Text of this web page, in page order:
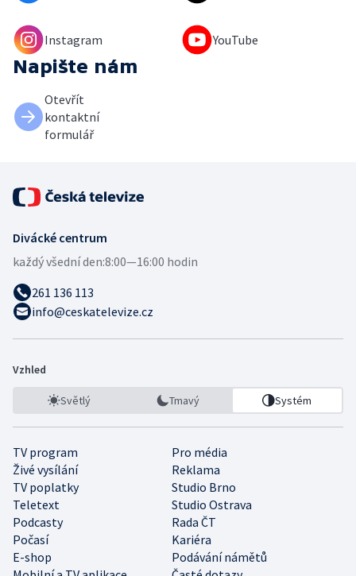
Instagram YouTube
Napište nám
Otevřít
kontaktní
formulář
Divácké centrum
každý všední den:8:00—16:00 hodin
261 136 113
info@ceskatelevize.cz
Vzhled
Světlý Tmavý Systém
TV program
Pro média
Živé vysílání
Reklama
TV poplatky
Studio Brno
Teletext
Studio Ostrava
Podcasty
Rada ČT
Počasí
Kariéra
E-shop
Podávání námětů